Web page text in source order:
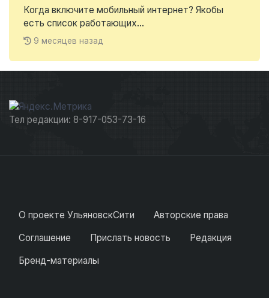
Когда включите мобильный интернет? Якобы
есть список работающих...
9 месяцев назад
Тел редакции: 8-917-053-73-16
О проекте УльяновскСити
Авторские права
Соглашение
Прислать новость
Редакция
Бренд-материалы